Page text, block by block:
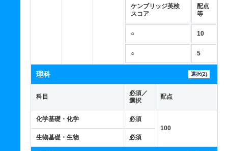
ケンブリッジ英検
スコア
配点
等
○ 10
○ 5
理科 選択(2)
科目
必須／
選択
配点
化学基礎・化学
必須
100
生物基礎・生物
必須